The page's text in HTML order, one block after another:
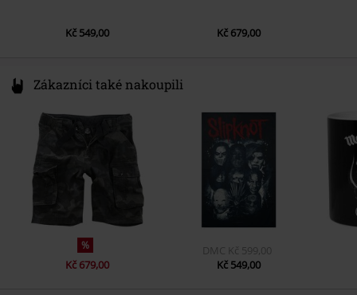
Kč 549,00 Kč 679,00
Zákazníci také nakoupili
%
Kč 679,00
DMC Kč 599,00
Kč 549,00